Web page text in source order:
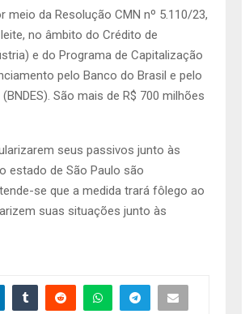
da Resolução CMN nº 5.110/23,
no âmbito do Crédito de
e do Programa de Capitalização
pelo Banco do Brasil e pelo
São mais de R$ 700 milhões
seus passivos junto às
estado de São Paulo são
se que a medida trará fôlego ao
suas situações junto às